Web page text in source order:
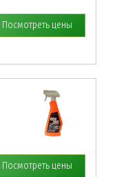
Посмотреть цены
Посмотреть цены